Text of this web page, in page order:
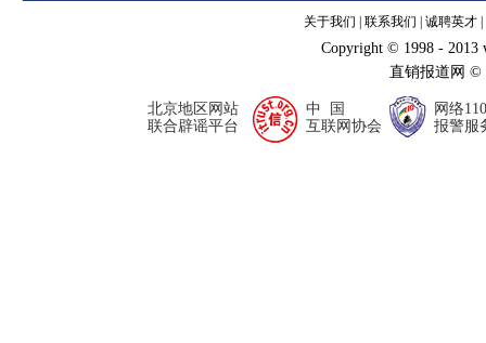
关于我们 联系我们 诚聘英才
Copyright © 1998 - 2013
直销报道网
北京地区网站
联合辟谣平台
中 国
互联网协会
网络110
报警服